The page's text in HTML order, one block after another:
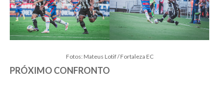
Fotos: Mateus Lotif / Fortaleza EC
PRÓXIMO CONFRONTO